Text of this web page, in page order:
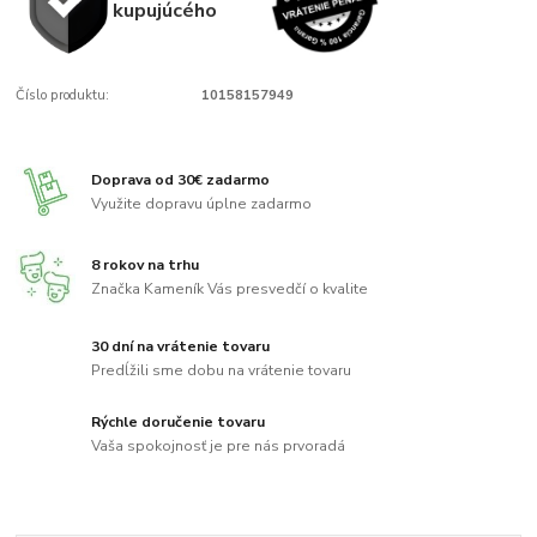
kupujúcého
Číslo produktu: 10158157949
Doprava od 30€ zadarmo
Využite dopravu úplne zadarmo
8 rokov na trhu
Značka Kameník Vás presvedčí o kvalite
30 dní na vrátenie tovaru
Predĺžili sme dobu na vrátenie tovaru
Rýchle doručenie tovaru
Vaša spokojnosť je pre nás prvoradá